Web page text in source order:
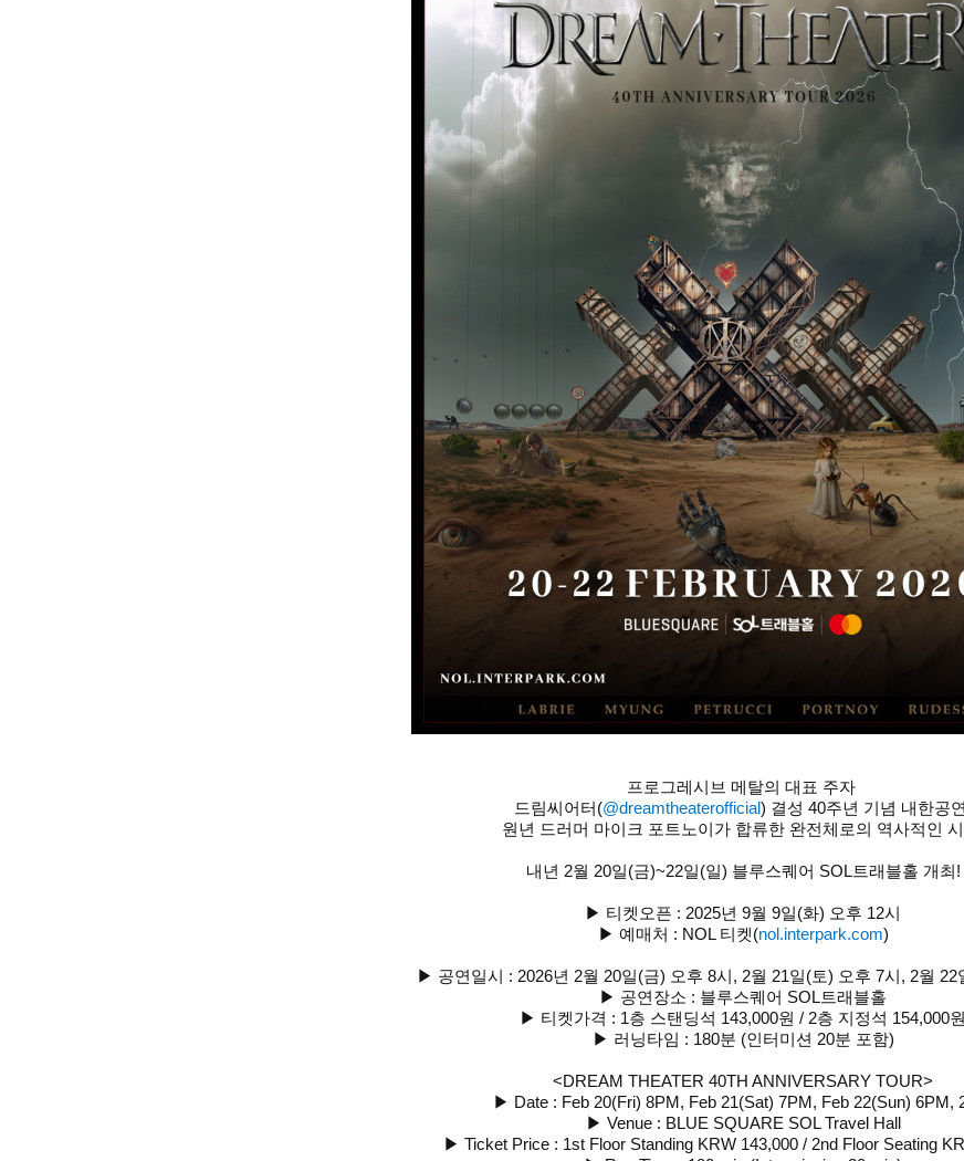
프로그레시브 메탈의 대표 주자
드림씨어터(@dreamtheaterofficial) 결성 40주년 기념 내한공
원년 드러머 마이크 포트노이가 합류한 완전체로의 역사적인
내년 2월 20일(금)~22일(일) 블루스퀘어 SOL트래블홀 개최!
▶ 티켓오픈 : 2025년 9월 9일(화) 오후 12시
▶ 예매처 : NOL 티켓(nol.interpark.com)
▶ 공연일시 : 2026년 2월 20일(금) 오후 8시, 2월 21일(토) 오후 7시, 2월 22
▶ 공연장소 : 블루스퀘어 SOL트래블홀
▶ 티켓가격 : 1층 스탠딩석 143,000원 / 2층 지정석 154,000원
▶ 러닝타임 : 180분 (인터미션 20분 포함)
<DREAM THEATER 40TH ANNIVERSARY TOUR>
▶ Date : Feb 20(Fri) 8PM, Feb 21(Sat) 7PM, Feb 22(Sun) 6PM,
▶ Venue : BLUE SQUARE SOL Travel Hall
▶ Ticket Price : 1st Floor Standing KRW 143,000 / 2nd Floor Seating